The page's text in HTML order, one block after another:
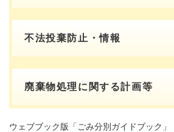
不法投棄防止・情報
廃棄物処理に関する計画等
ウェブブック版「ごみ分別ガイドブック」